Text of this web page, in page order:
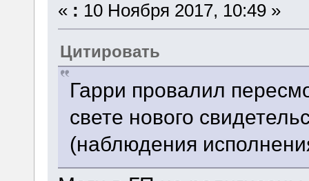
« : 10 Ноября 2017, 10:49 »
Цитировать
Гарри провалил
свете нового
(наблюдения